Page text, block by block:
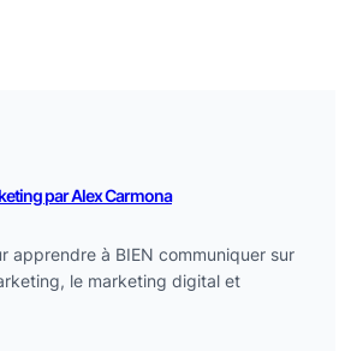
par Alex Carmona
apprendre à BIEN communiquer sur
le marketing digital et